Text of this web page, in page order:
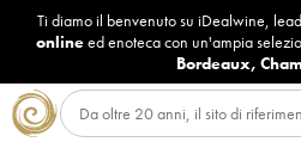
Ti diamo il benvenuto su iDealwine,
onlineed enoteca con un'ampia
Bordeaux,